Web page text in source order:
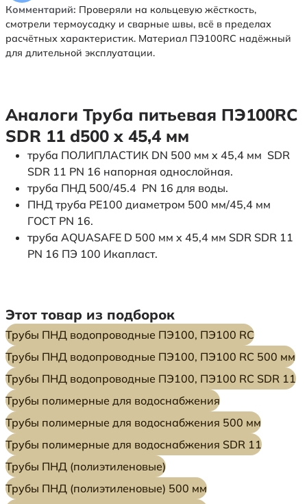
Комментарий: Проверяли на кольцевую жёсткость,
смотрели термоусадку и сварные швы, всё в пределах
расчётных характеристик. Материал ПЭ100RC надёжный
для длительной эксплуатации.
Аналоги Труба питьевая ПЭ100RC
SDR 11 d500 х 45,4 мм
труба ПОЛИПЛАСТИК DN 500 мм x 45,4 мм SDR
SDR 11 PN 16 напорная однослойная.
труба ПНД 500/45.4 PN 16 для воды.
ПНД труба PE100 диаметром 500 мм/45,4 мм
ГОСТ PN 16.
труба AQUASAFE D 500 мм x 45,4 мм SDR SDR 11
PN 16 ПЭ 100 Икапласт.
Этот товар из подборок
Трубы ПНД водопроводные ПЭ100, ПЭ100 RC
Трубы ПНД водопроводные ПЭ100, ПЭ100 RC 500 мм
Трубы ПНД водопроводные ПЭ100, ПЭ100 RC SDR 11
Трубы полимерные для водоснабжения
Трубы полимерные для водоснабжения 500 мм
Трубы полимерные для водоснабжения SDR 11
Трубы ПНД (полиэтиленовые)
Трубы ПНД (полиэтиленовые) 500 мм